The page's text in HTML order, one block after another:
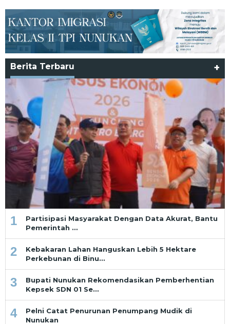
Berita Terbaru +
1
Partisipasi Masyarakat Dengan Data Akurat, Bantu
Pemerintah …
2
Kebakaran Lahan Hanguskan Lebih 5 Hektare
Perkebunan di Binu…
3
Bupati Nunukan Rekomendasikan Pemberhentian
Kepsek SDN 01 Se…
4
Pelni Catat Penurunan Penumpang Mudik di
Nunukan